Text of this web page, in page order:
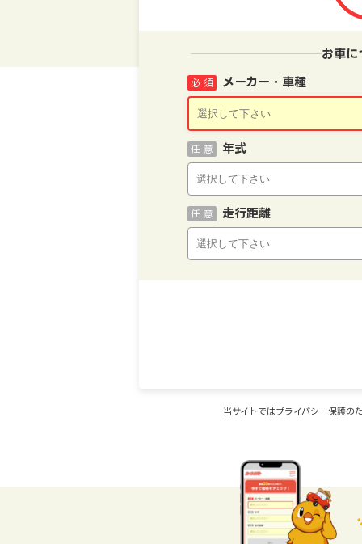
お車に
メーカー・車種
必 須
年式
任 意
走行距離
任 意
当サイトではプライバシー保護の